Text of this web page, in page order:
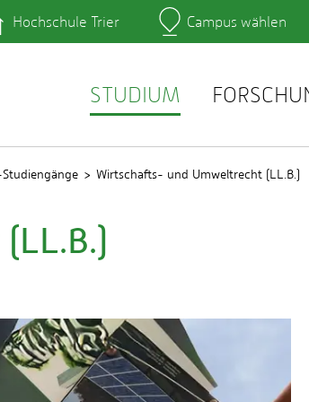
Lernplattformen
Webmail
Hochschule Trier Campus wählen
STUDIUM
Wirtschafts- und Umweltrecht (LL.B.)